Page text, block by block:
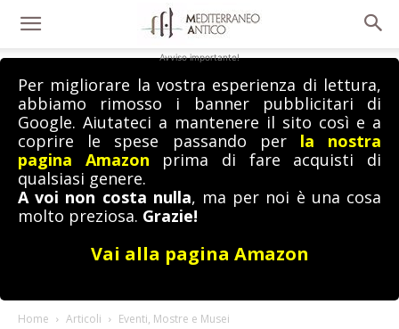
Avviso importante!
Per migliorare la vostra esperienza di lettura,
abbiamo rimosso i banner pubblicitari di
Google. Aiutateci a mantenere il sito così e a
coprire le spese passando per la nostra
pagina Amazon prima di fare acquisti di
qualsiasi genere.
A voi non costa nulla, ma per noi è una cosa
molto preziosa. Grazie!
Vai alla pagina Amazon
Home Articoli Eventi, Mostre e Musei